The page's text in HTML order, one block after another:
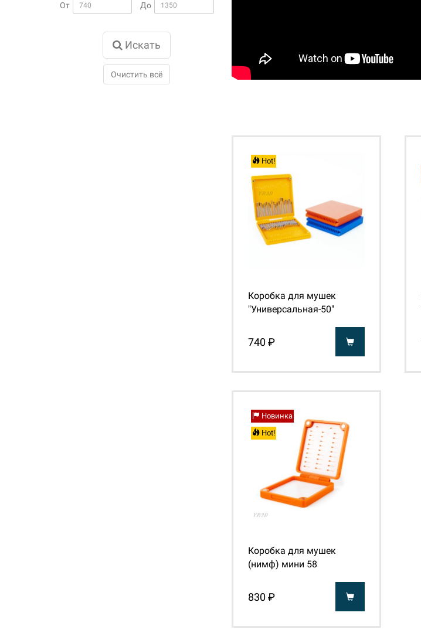
От До
Искать
Очистить всё
Hot!
Коробка для мушек
"Универсальная-50"
740 ₽
Новинка
Hot!
Коробка для мушек
(нимф) мини 58
830 ₽